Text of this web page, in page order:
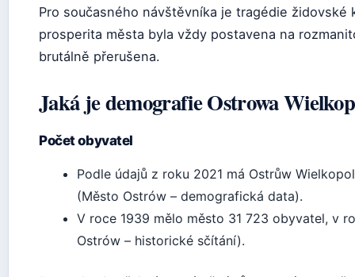
Pro současného návštěvníka je tragédie židovské
prosperita města byla vždy postavena na
brutálně přerušena.
Jaká je demografie Ostrowa
Počet obyvatel
Podle údajů z roku 2021 má Ostrůw
(Město Ostrów – demografická data).
V roce 1939 mělo město 31 723 obyvatel, v
Ostrów – historické sčítání).